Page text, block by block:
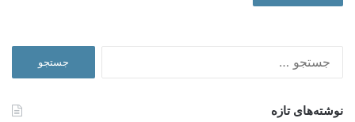
نوشته‌های تازه